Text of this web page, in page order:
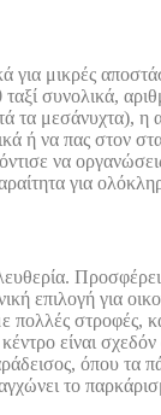
για μικρές
συνολικά,
τα μεσάνυχτα),
ή να πας στον
να
για
επιλογή για
πολλές
είναι
όπου
το